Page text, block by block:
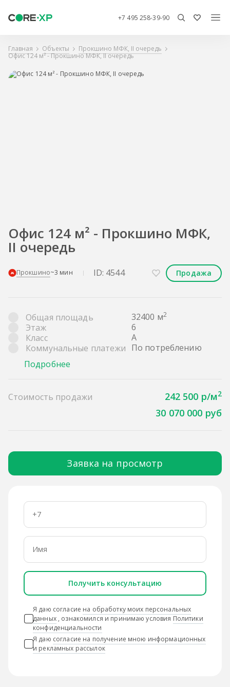
+7 495 258-39-90
Главная Объекты
Прокшино МФК, II очередь
Офис 124 м² - Прокшино МФК, II очередь
Офис 124 м² - Прокшино МФК,
II очередь
Прокшино~3 мин ID: 4544 Продажа
Общая площадь 32400 м2
Этаж
6
Класс
A
Коммунальные платежи По потреблению
Подробнее
Стоимость продажи 242 500 р/м2
30 070 000 руб
Заявка на просмотр
Получить консультацию
Я даю согласие на обработку моих персональных
данных, ознакомился и принимаю условия Политики
конфиденциальности
Я даю согласие на получение мною информационных
и рекламных рассылок